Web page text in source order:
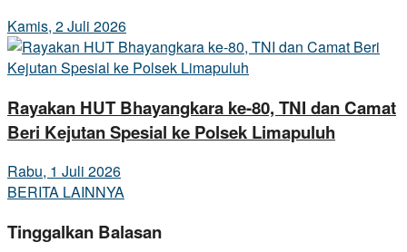
Kamis, 2 Juli 2026
Rayakan HUT Bhayangkara ke-80, TNI dan Camat
Beri Kejutan Spesial ke Polsek Limapuluh
Rabu, 1 Juli 2026
BERITA LAINNYA
Tinggalkan Balasan